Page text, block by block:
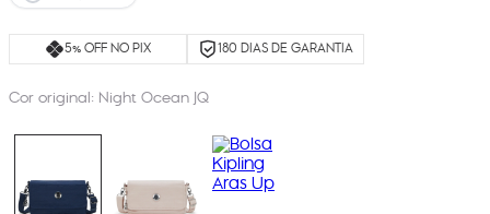
5% OFF NO PIX 180 DIAS DE GARANTIA
Cor original: Night Ocean JQ